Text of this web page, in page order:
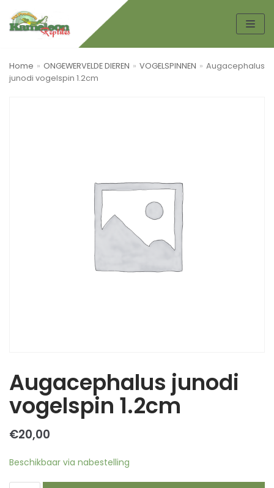
Spring
de
inhoud
Home » ONGEWERVELDE DIEREN » VOGELSPINNEN » Augacephalus
junodi vogelspin 1.2cm
Augacephalus junodi
vogelspin 1.2cm
€20,00
Beschikbaar via nabestelling